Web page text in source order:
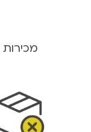
מכירות